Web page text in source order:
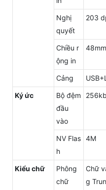
Nghị
quyết
203
Chiều r
ộng in
48mm
Cảng
Ký ức
Bộ đệm
đầu
vào
NV Flas
h
4M
Kiểu chữ
Phông
chữ
Chữ
g